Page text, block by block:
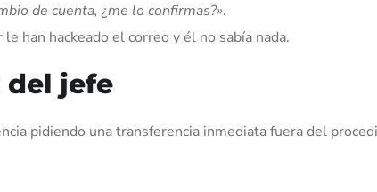
de cuenta, ¿me lo confirmas?».
han hackeado el correo y él no sabía nada.
del jefe
pidiendo una transferencia inmediata fuera del